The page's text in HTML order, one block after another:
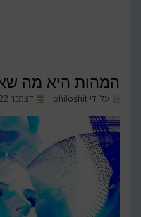
המהות היא מה
על ידי philoshit
פורסםדצמבר 22, 2015